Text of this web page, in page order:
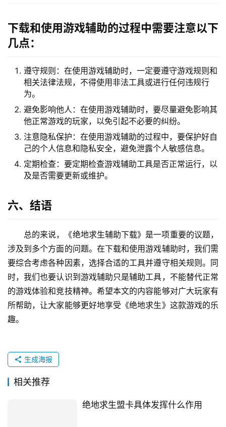
下载和使用游戏辅助的过程中需要注意以下
几点：
遵守规则：在使用游戏辅助时，一定要遵守游戏规则和
相关法律法规，不得使用非法工具或进行任何违规行
为。
避免影响他人：在使用游戏辅助时，要尽量避免影响其
他正常游戏的玩家，以免引起不必要的纠纷。
注意隐私保护：在使用游戏辅助的过程中，要保护好自
己的个人信息和隐私安全，避免泄露个人敏感信息。
定期检查：要定期检查游戏辅助工具是否正常运行，以
及是否需要更新或维护。
六、结语
总的来说，《绝地求生辅助下载》是一项重要的议题，
涉及到多个方面的问题。在下载和使用游戏辅助时，我们需
要综合考虑各种因素，选择合适的工具并遵守相关规则。同
时，我们也要认识到游戏辅助只是辅助工具，不能替代正常
的游戏体验和竞技精神。希望本文的内容能够对广大玩家有
所帮助，让大家能够更好地享受《绝地求生》这款游戏的乐
趣。
生成海报
相关推荐
绝地求生盟卡具体发挥什么作用